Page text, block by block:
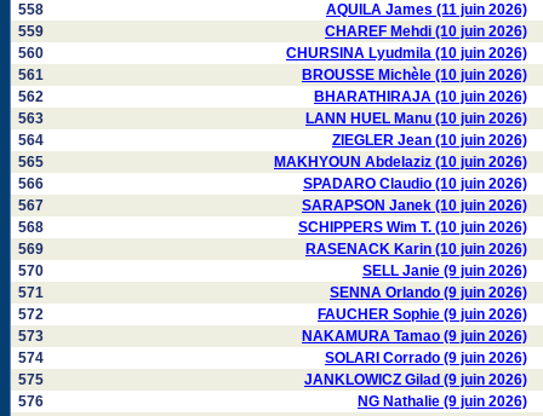
558
AQUILA James (11 juin 2026)
559
CHAREF Mehdi (10 juin 2026)
560
CHURSINA Lyudmila (10 juin 2026)
561
BROUSSE Michèle (10 juin 2026)
562
BHARATHIRAJA (10 juin 2026)
563
LANN HUEL Manu (10 juin 2026)
564
ZIEGLER Jean (10 juin 2026)
565
MAKHYOUN Abdelaziz (10 juin 2026)
566
SPADARO Claudio (10 juin 2026)
567
SARAPSON Janek (10 juin 2026)
568
SCHIPPERS Wim T. (10 juin 2026)
569
RASENACK Karin (10 juin 2026)
570
SELL Janie (9 juin 2026)
571
SENNA Orlando (9 juin 2026)
572
FAUCHER Sophie (9 juin 2026)
573
NAKAMURA Tamao (9 juin 2026)
574
SOLARI Corrado (9 juin 2026)
575
JANKLOWICZ Gilad (9 juin 2026)
576
NG Nathalie (9 juin 2026)